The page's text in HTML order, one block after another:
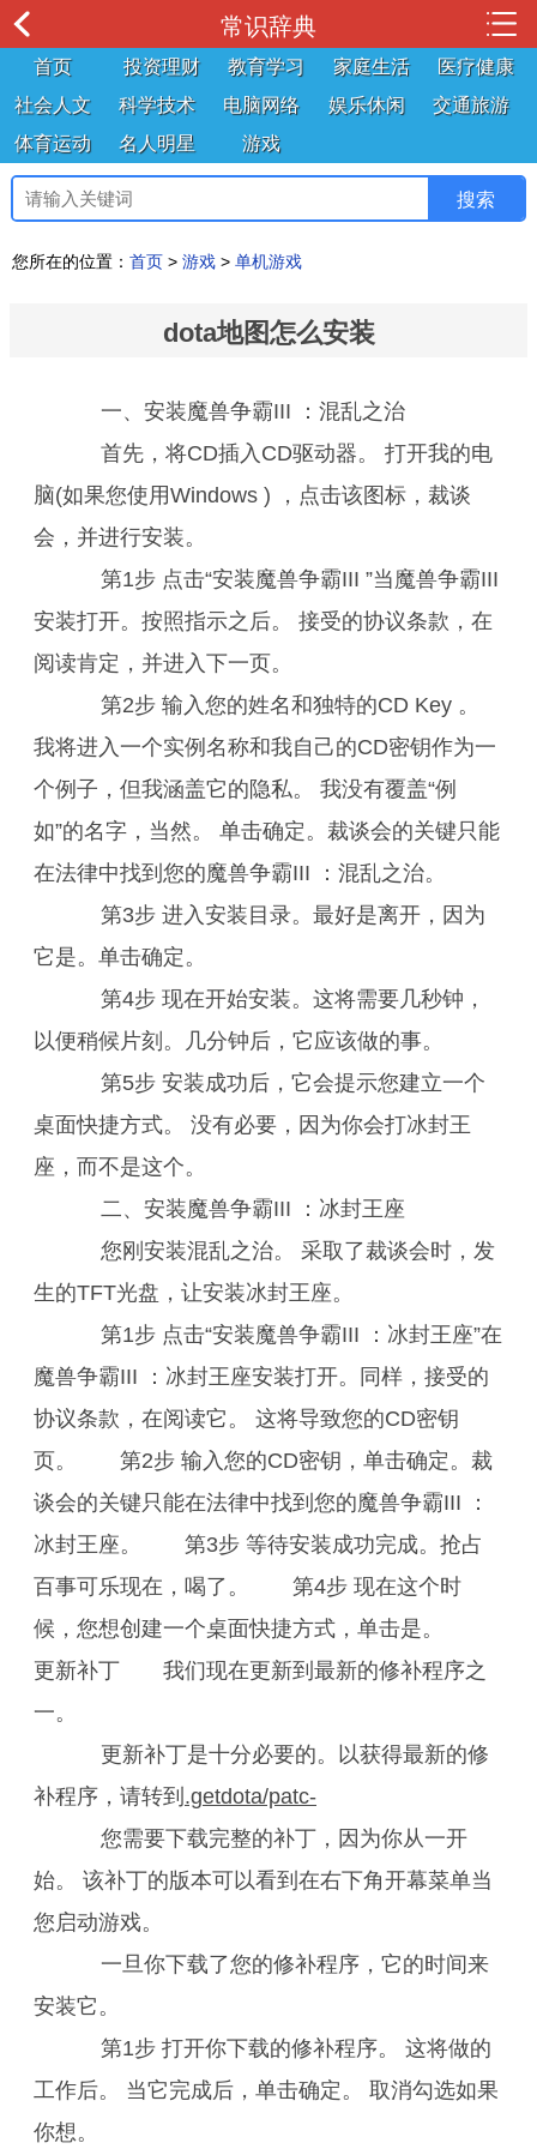
常识辞典
首页 投资理财 教育学习 家庭生活
医疗健康
社会人文
科学技术 电脑网络 娱乐休闲
交通旅游
体育运动
名人明星 游戏
您所在的位置： 首页 > 游戏 > 单机游戏
dota地图怎么安装
一、安装魔兽争霸III ：混乱之治
首先，将CD插入CD驱动器。 打开我的电
脑(如果您使用Windows ) ，点击该图标，裁谈
会，并进行安装。
第1步 点击“安装魔兽争霸III ”当魔兽争霸III
安装打开。按照指示之后。 接受的协议条款，在
阅读肯定，并进入下一页。
第2步 输入您的姓名和独特的CD Key 。
我将进入一个实例名称和我自己的CD密钥作为一
个例子，但我涵盖它的隐私。 我没有覆盖“例
如”的名字，当然。 单击确定。裁谈会的关键只能
在法律中找到您的魔兽争霸III ：混乱之治。
第3步 进入安装目录。最好是离开，因为
它是。单击确定。
第4步 现在开始安装。这将需要几秒钟，
以便稍候片刻。几分钟后，它应该做的事。
第5步 安装成功后，它会提示您建立一个
桌面快捷方式。 没有必要，因为你会打冰封王
座，而不是这个。
二、安装魔兽争霸III ：冰封王座
您刚安装混乱之治。 采取了裁谈会时，发
生的TFT光盘，让安装冰封王座。
第1步 点击“安装魔兽争霸III ：冰封王座”在
魔兽争霸III ：冰封王座安装打开。同样，接受的
协议条款，在阅读它。 这将导致您的CD密钥
页。 第2步 输入您的CD密钥，单击确定。裁
谈会的关键只能在法律中找到您的魔兽争霸III ：
冰封王座。 第3步 等待安装成功完成。抢占
百事可乐现在，喝了。 第4步 现在这个时
候，您想创建一个桌面快捷方式，单击是。
更新补丁 我们现在更新到最新的修补程序之
一。
更新补丁是十分必要的。以获得最新的修
补程序，请转到 .getdota/patc-
您需要下载完整的补丁，因为你从一开
始。 该补丁的版本可以看到在右下角开幕菜单当
您启动游戏。
一旦你下载了您的修补程序，它的时间来
安装它。
第1步 打开你下载的修补程序。 这将做的
工作后。 当它完成后，单击确定。 取消勾选如果
你想。